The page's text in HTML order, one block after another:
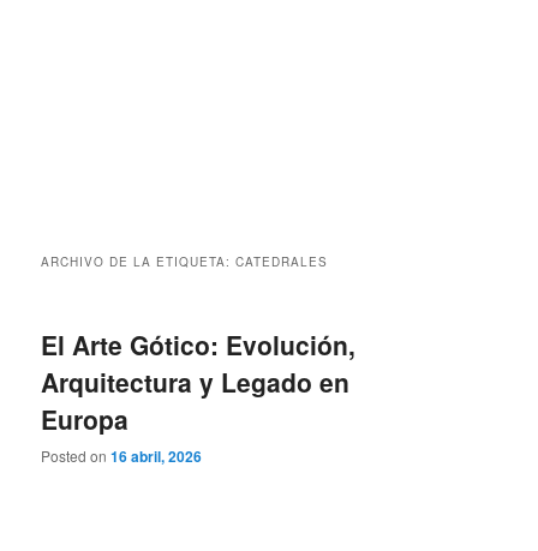
ARCHIVO DE LA ETIQUETA:CATEDRALES
El Arte Gótico: Evolución,
Arquitectura y Legado en
Europa
Posted on16 abril, 2026